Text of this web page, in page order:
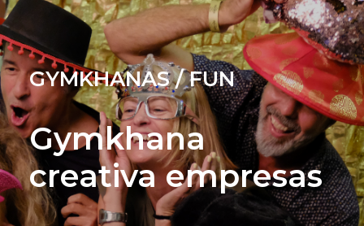
GYMKHANAS / FUN
Gymkhana
creativa empresas